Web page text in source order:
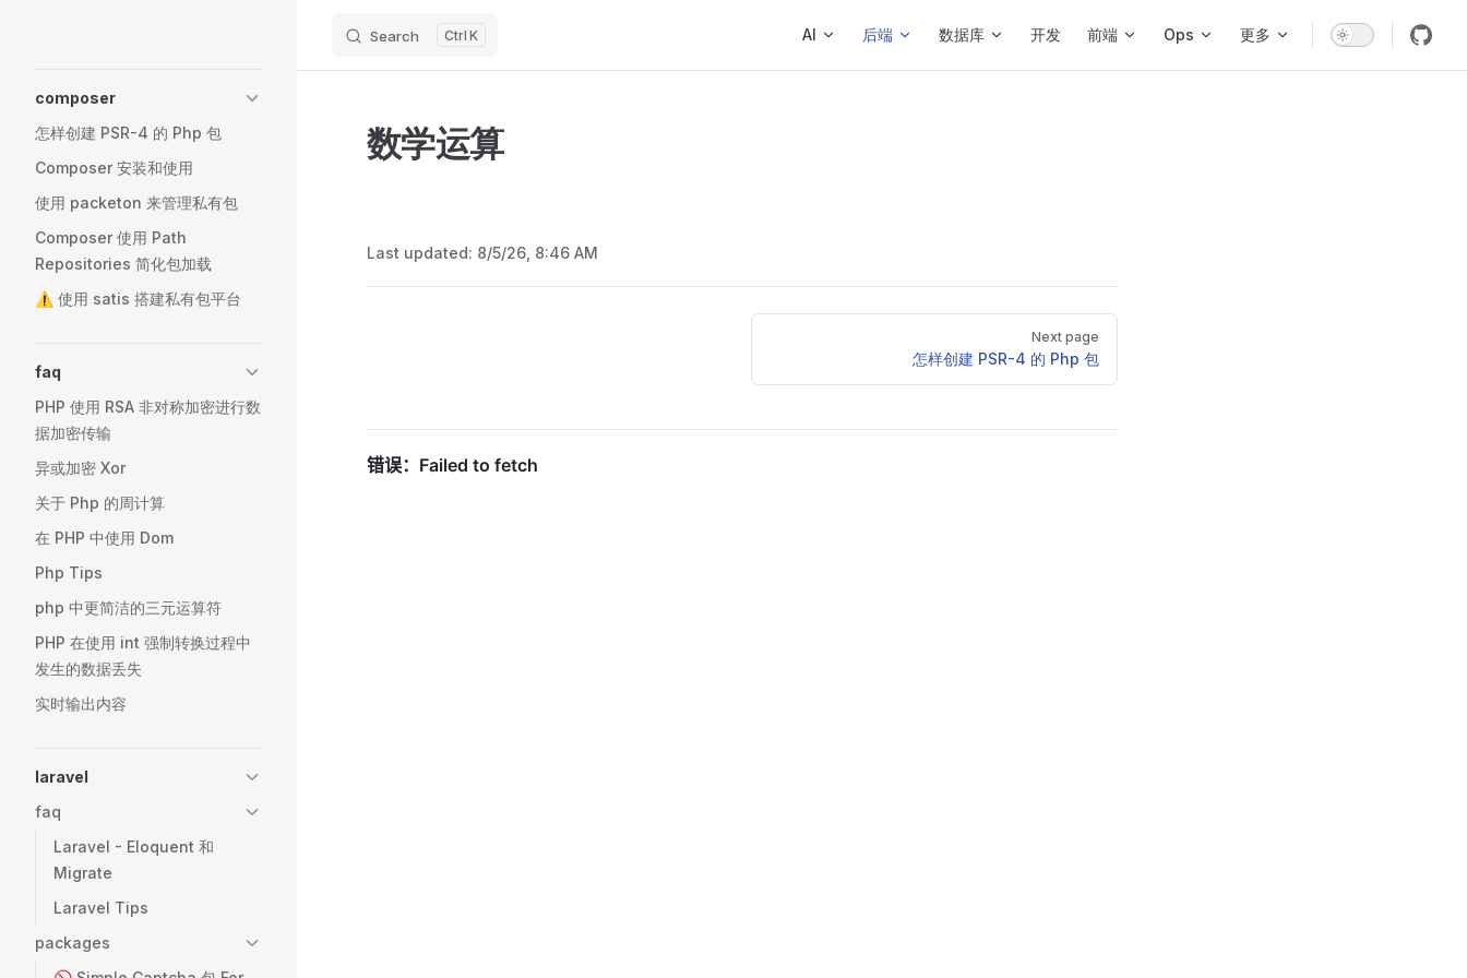
Search K AI 后端 数据库 开发 前端 Ops 更多
composer
怎样创建 PSR-4 的 Php 包
Composer 安装和使用
使用 packeton 来管理私有包
Composer 使用 Path
Repositories 简化包加载
⚠️ 使用 satis 搭建私有包平台
faq
PHP 使用 RSA 非对称加密进行数
据加密传输
异或加密 Xor
关于 Php 的周计算
在 PHP 中使用 Dom
Php Tips
php 中更简洁的三元运算符
PHP 在使用 int 强制转换过程中
发生的数据丢失
实时输出内容
laravel
faq
Laravel - Eloquent 和
Migrate
Laravel Tips
packages
数学运算
Last updated: 8/5/26, 8:46 AM
Next page
怎样创建 PSR-4 的 Php 包